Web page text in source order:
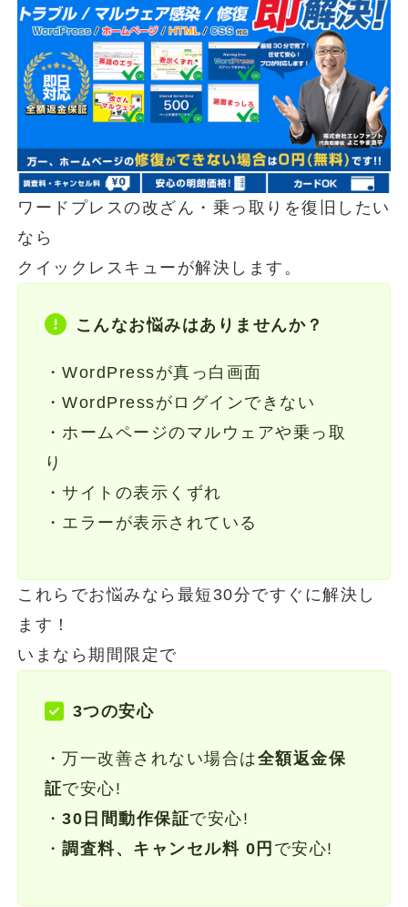
ワードプレスの改ざん・乗っ取りを復旧したい
なら
クイックレスキューが解決します。
こんなお悩みはありませんか？
・WordPressが真っ白画面
・WordPressがログインできない
・ホームページのマルウェアや乗っ取
り
・サイトの表示くずれ
・エラーが表示されている
これらでお悩みなら最短30分ですぐに解決し
ます！
いまなら期間限定で
3つの安心
・万一改善されない場合は全額返金保
証で安心!
・30日間動作保証で安心!
・調査料、キャンセル料 0円 で安心!